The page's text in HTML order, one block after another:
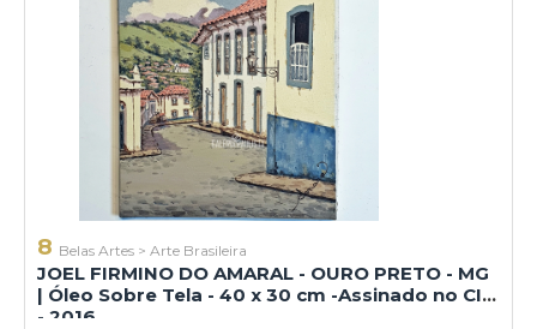
8 Belas Artes > Arte Brasileira
JOEL FIRMINO DO AMARAL - OURO PRETO - MG
| Óleo Sobre Tela - 40 x 30 cm -Assinado no CID
- 2016